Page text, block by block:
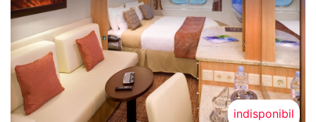
indisponibil